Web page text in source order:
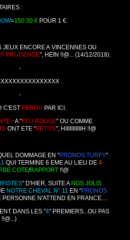
:
=150.30 € POUR 1 €.
JEUX ENCORE A VINCENNES OU
PRUDENCE", HEIN !!@... (14/12/2018).
-
-
C'EST PERDU PAR ICI.
A "FEU ROUGE" OU COMME
ONT ETE "PETITS", HIIIIIIIIIIIH !!@
DOMMAGE EN "PRONOS TURFY"
QUI TERMINE 6 EME AU LIEU DE 4
COTE/RAPPORT !!@
" D'HIER, SUITE A NOS JOLIS
NOTRE CHEVAL N° 11 EN "PRONOS
PERSONNE N'ATTEND EN FRANCE....
DANS LES "4" PREMIERS...OU PAS
!!@...)